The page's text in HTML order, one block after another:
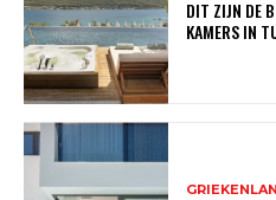
DIT ZIJN DE
KAMERS IN